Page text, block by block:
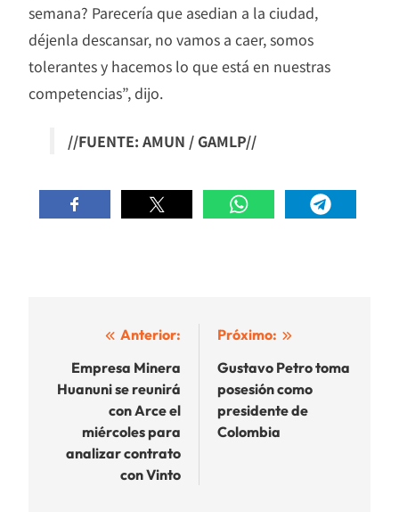
semana? Parecería que asedian a la ciudad,
déjenla descansar, no vamos a caer, somos
tolerantes y hacemos lo que está en nuestras
competencias”, dijo.
//FUENTE: AMUN / GAMLP//
Navegación
entradas
Anterior:
Empresa Minera
Huanuni se reunirá
con Arce el
miércoles para
analizar contrato
con Vinto
Próximo:
Gustavo Petro toma
posesión como
presidente de
Colombia